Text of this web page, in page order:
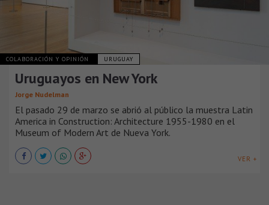
COLABORACIÓN Y OPINIÓN URUGUAY
Uruguayos en New York
Jorge Nudelman
El pasado 29 de marzo se abrió al público la muestra Latin
America in Construction: Architecture 1955-1980 en el
Museum of Modern Art de Nueva York.
VER +